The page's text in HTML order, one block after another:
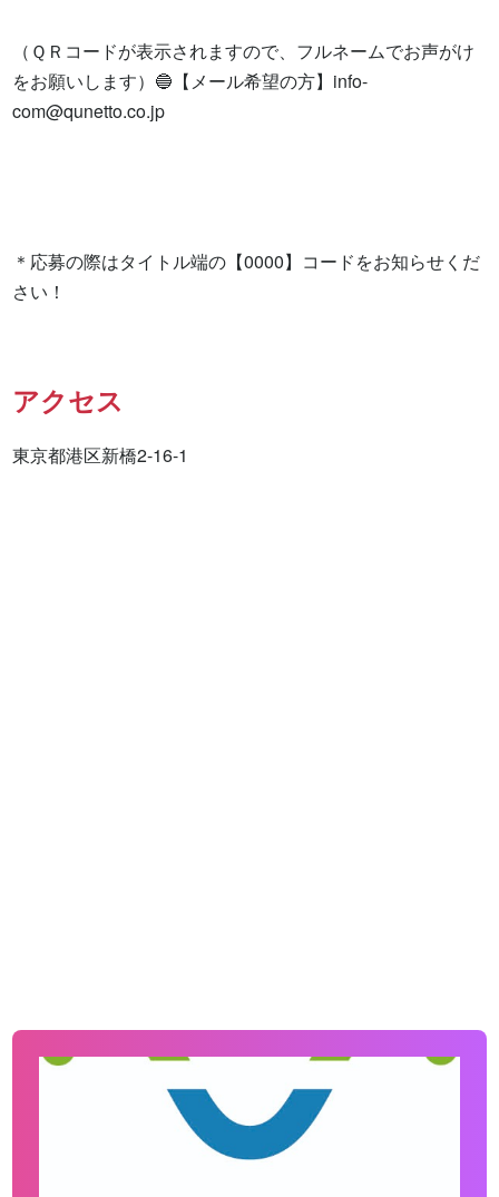
（ＱＲコードが表示されますので、フルネームでお声がけ
をお願いします）🔵【メール希望の方】 info-
com@qunetto.co.jp
＊応募の際はタイトル端の【0000】コードをお知らせくだ
さい！
アクセス
東京都港区新橋2-16-1